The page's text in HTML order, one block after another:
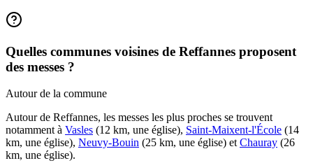
Quelles communes voisines de Reffannes proposent
des messes ?
Autour de la commune
Autour de Reffannes, les messes les plus proches se trouvent
notamment à Vasles (12 km, une église), Saint-Maixent-l'École (14
km, une église), Neuvy-Bouin (25 km, une église) et Chauray (26
km, une église).